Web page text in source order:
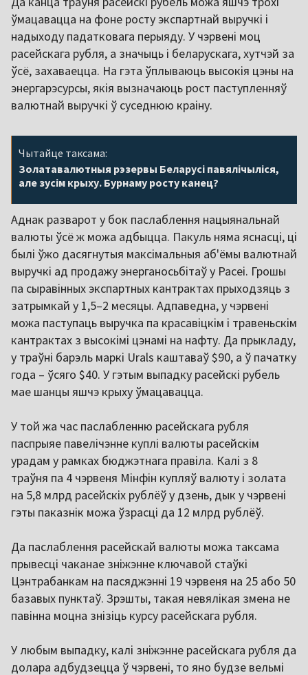
ўмацавацца на фоне росту экспартнай выручкі і
надыходу падатковага перыяду. У чэрвені моц
расейскага рубля, а значыць і беларускага, хутчэй за
ўсё, захаваецца. На гэта ўплываюць высокія цэны на
энергарэсурсы, якія вызначаюць рост паступленняў
валютнай выручкі ў суседнюю краіну.
Чытайце таксама:
Золатавалютныя рэзервы Беларусі павялічыліся,
але зусім крыху. Бурнаму росту канец?
Аднак разварот у бок паслаблення нацыянальнай
валюты ўсё ж можа адбыцца. Пакуль няма яснасці, ці
былі ўжо дасягнутыя максімальныя аб'ёмы валютнай
выручкі ад продажу энерганосьбітаў у Расеі. Грошы
па сыравінных экспартных кантрактах прыходзяць з
затрымкай у 1,5–2 месяцы. Адпаведна, у чэрвені
можа паступаць выручка па красавіцкім і травеньскім
кантрактах з высокімі цэнамі на нафту. Да прыкладу,
у траўні барэль маркі Urals каштаваў $90, а ў пачатку
года – ўсяго $40. У гэтым выпадку расейскі рубель
мае шанцы яшчэ крыху ўмацавацца.
У той жа час паслабленню расейскага рубля
паспрыяе павелічэнне куплі валюты расейскім
урадам у рамках бюджэтнага правіла. Калі з 8
траўня па 4 чэрвеня Мінфін купляў валюту і золата
на 5,8 млрд расейскіх рублёў у дзень, дык у чэрвені
гэты паказнік можа ўзрасці да 12 млрд рублёў.
Да паслаблення расейскай валюты можа таксама
прывесці чаканае зніжэнне ключавой стаўкі
Цэнтрабанкам на пасяджэнні 19 чэрвеня на 25 або 50
базавых пунктаў. Зрэшты, такая невялікая змена не
павінна моцна знізіць курсу расейскага рубля.
У любым выпадку, калі зніжэнне расейскага рубля да
долара адбудзецца ў чэрвені, то яно будзе вельмі